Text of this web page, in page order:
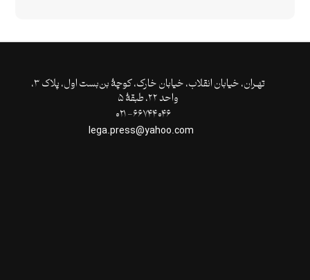
تهـران،‌ خیابان انقلاب، خیابان خارک، کوچۀ بن‌بست اول، پلاک ۳،
واحد ۲۲، طبقۀ ۵